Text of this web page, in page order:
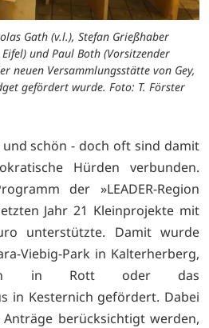
Gath (v.l.), Stefan Grießhaber
und Paul Both (Vorsitzender
neuen Versammlungsstätte von Gey,
gefördert wurde. Foto: T. Förster
schön - doch oft sind damit
Hürden verbunden.
der »LEADER-Region
Jahr 21 Kleinprojekte mit
unterstützte. Damit wurde
Viebig-Park in Kalterherberg,
in Rott oder das
in Kesternich gefördert. Dabei
berücksichtigt werden,